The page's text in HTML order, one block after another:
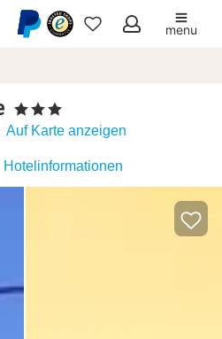
Meine
menu
, 3 Sterne
Auf Karte anzeigen
Hotelinformationen